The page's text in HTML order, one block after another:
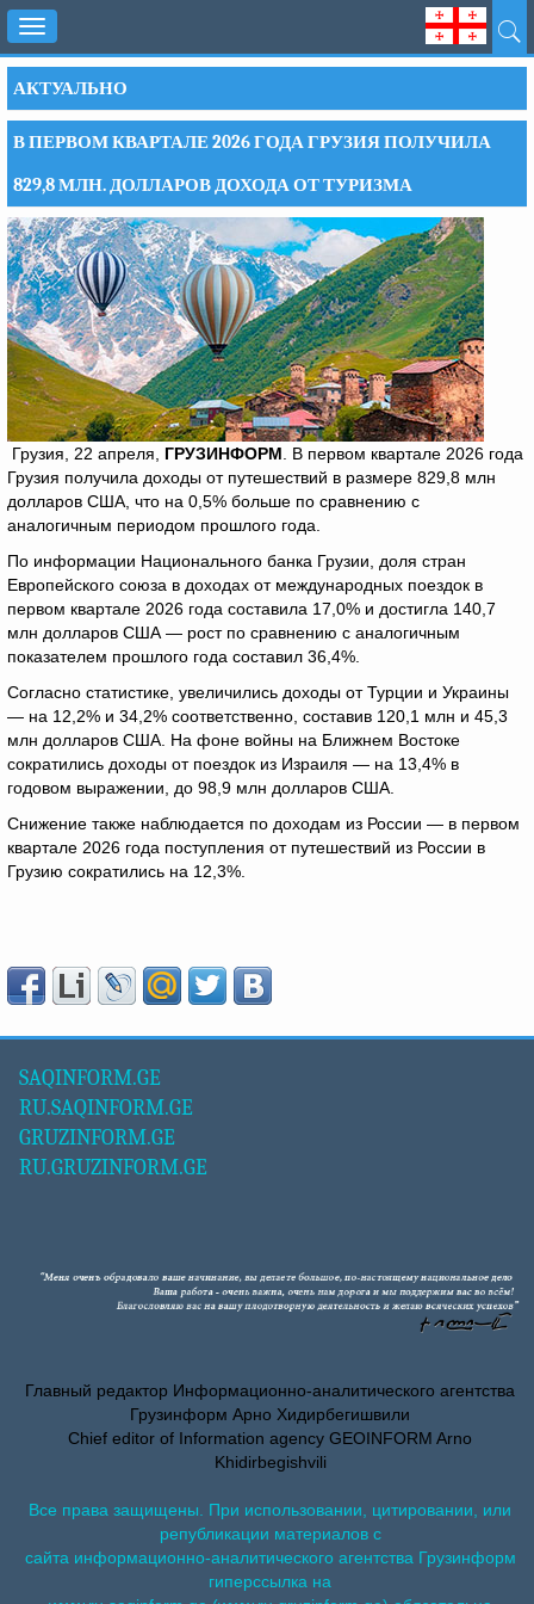
Toggle
navigation
АКТУАЛЬНО
В ПЕРВОМ КВАРТАЛЕ 2026 ГОДА ГРУЗИЯ ПОЛУЧИЛА
829,8 МЛН. ДОЛЛАРОВ ДОХОДА ОТ ТУРИЗМА
Грузия, 22 апреля, ГРУЗИНФОРМ . В первом квартале 2026 года
Грузия получила доходы от путешествий в размере 829,8 млн
долларов США, что на 0,5% больше по сравнению с
аналогичным периодом прошлого года.
По информации Национального банка Грузии, доля стран
Европейского союза в доходах от международных поездок в
первом квартале 2026 года составила 17,0% и достигла 140,7
млн долларов США — рост по сравнению с аналогичным
показателем прошлого года составил 36,4%.
Согласно статистике, увеличились доходы от Турции и Украины
— на 12,2% и 34,2% соответственно, составив 120,1 млн и 45,3
млн долларов США. На фоне войны на Ближнем Востоке
сократились доходы от поездок из Израиля — на 13,4% в
годовом выражении, до 98,9 млн долларов США.
Снижение также наблюдается по доходам из России — в первом
квартале 2026 года поступления от путешествий из России в
Грузию сократились на 12,3%.
SAQINFORM.GE
RU.SAQINFORM.GE
GRUZINFORM.GE
RU.GRUZINFORM.GE
Главный редактор Информационно-аналитического агентства
Грузинформ Арно Хидирбегишвили
Chief editor of Information agency GEOINFORM Arno
Khidirbegishvili
Все права защищены. При использовании, цитировании, или
републикации материалов с
сайта информационно-аналитического агентства Грузинформ
гиперссылка на